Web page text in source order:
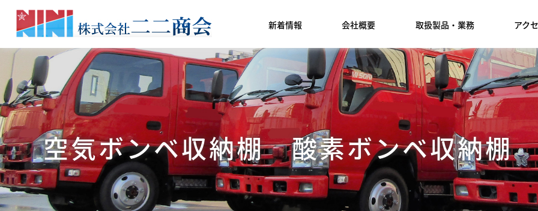
新着情報 会社概要 取扱製品・業務 アク
空気ボンベ収納棚 酸素ボンベ収納棚